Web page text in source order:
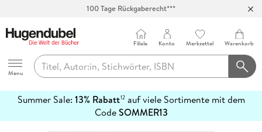
100 Tage Rückgaberecht***
Hugendubel
Menu
Filiale Konto Merkzettel Warenkorb
Summer Sale: 13% Rabatt12auf viele Sortimente mit dem
CodeSOMMER13
erfahren